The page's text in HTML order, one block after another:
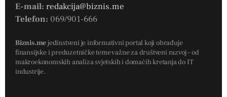
E-mail: redakcija@biznis.me
Telefon: 069/901-666
Biznis.mejedinstveni je informativni portal koji obrađuje
finansijske i preduzetničke teme važne za društveni razvoj – od
makroekonomskih analiza svjetskih i domaćih kretanja do IT
industrije.